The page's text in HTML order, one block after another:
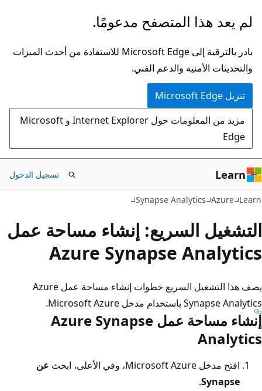
تخطي
إلى
المحتوى
الرئيسي
لم يعد هذا المتصفح مدعومًا.
بادر بالترقية إلى Microsoft Edge للاستفادة من أحدث الميزات
والتحديثات الأمنية والدعم الفني.
تنزيل Microsoft Edge
مزيد من المعلومات حول Internet Explorer و Microsoft
Edge
Learn تسجيل الدخول
Learn
Azure
Synapse Analytics
التشغيل السريع: إنشاء مساحة عمل
Azure Synapse Analytics
يصف هذا التشغيل السريع خطوات إنشاء مساحة عمل Azure
Synapse Analytics باستخدام مدخل Microsoft Azure.
إنشاء مساحة عمل Azure Synapse
Analytics
افتح مدخل Microsoft Azure، وفي الأعلى، ابحث
عن
Synapse
.